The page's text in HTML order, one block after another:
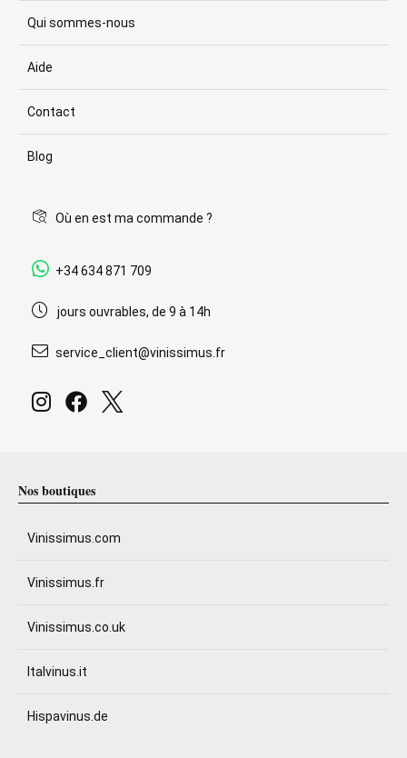
Qui sommes-nous
Aide
Contact
Blog
Où en est ma commande ?
+34 634 871 709
jours ouvrables, de 9 à 14h
service_client@vinissimus.fr
Nos boutiques
Vinissimus.com
Vinissimus.fr
Vinissimus.co.uk
Italvinus.it
Hispavinus.de